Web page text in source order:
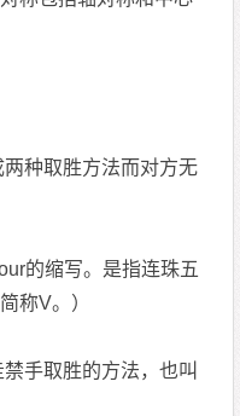
种取胜方法而对方无
的缩写。是指连珠五
称V。）
手取胜的方法，也叫